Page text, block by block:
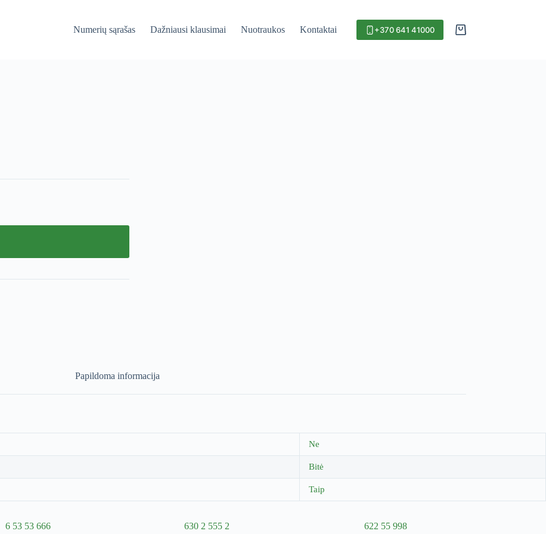
Numerių sąrašas Dažniausi klausimai Nuotraukos Kontaktai +370 641 41000
Papildoma informacija
Ne
Bitė
Taip
6 53 53 666 630 2 555 2 622 55 998